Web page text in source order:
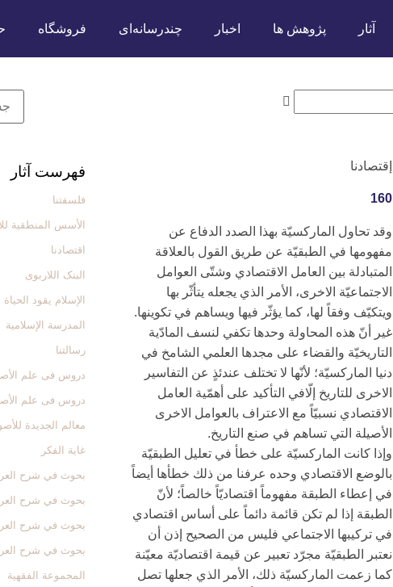
آثار پژوهش ها اخبار چندرسانه‌ای فروشگاه
إقتصادنا
160
وقد تحاول الماركسيّة بهذا الصدد الدفاع عن
مفهومها في الطبقيّة عن طريق القول بالعلاقة
المتبادلة بين العامل الاقتصادي وشتّى العوامل
الاجتماعيّة الاخرى، الأمر الذي يجعله يتأثّر بها
ويتكيّف وفقاً لها، كما يؤثّر فيها ويساهم في تكوينها.
غير أنّ هذه المحاولة وحدها تكفي لنسف المادّية
التاريخيّة والقضاء على مجدها العلمي الشامخ في
دنيا الماركسيّة؛ لأنّها لا تختلف عندئذٍ عن التفاسير
الاخرى للتاريخ إلّافي التأكيد على أهمّية العامل
الاقتصادي نسبيّاً مع الاعتراف بالعوامل الاخرى
الأصيلة التي تساهم في صنع التاريخ.
وإذا كانت الماركسيّة على خطأ في تعليل الطبقيّة
بالوضع الاقتصادي وحده عرفنا من ذلك خطأها أيضاً
في إعطاء الطبقة مفهوماً اقتصاديّاً خالصاً؛ لأنّ
الطبقة إذا لم تكن قائمة دائماً على أساس اقتصادي
في تركيبها الاجتماعي فليس من الصحيح إذن أن
نعتبر الطبقيّة مجرّد تعبير عن قيمة اقتصاديّة معيّنة
كما زعمت الماركسيّة ذلك، الأمر الذي جعلها تصل
فهرست آثار
فلسفتنا
الأسس المنطقیة
اقتصادنا
البنک اللاربوی
الإسلام یقود الحیاة
المدرسة الإسلامیة
رسالتنا
دروس فی علم
دروس فی علم
معالم الجدیدة
غایة الفکر
بحوث في شرح
بحوث في شرح
بحوث في شرح
بحوث في شرح
المجموعة الفقهیة